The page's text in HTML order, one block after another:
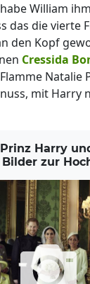
William
das die vierte
den Kopf
Cressida
Natalie
mit Harry
Prinz Harry
zur